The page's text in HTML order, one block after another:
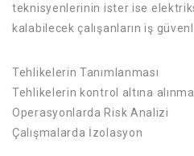
teknisyenlerinin ister ise
kalabilecek çalışanların iş
Tehlikelerin Tanımlanması
Tehlikelerin kontrol altına
Operasyonlarda Risk Analizi
Çalışmalarda İzolasyon